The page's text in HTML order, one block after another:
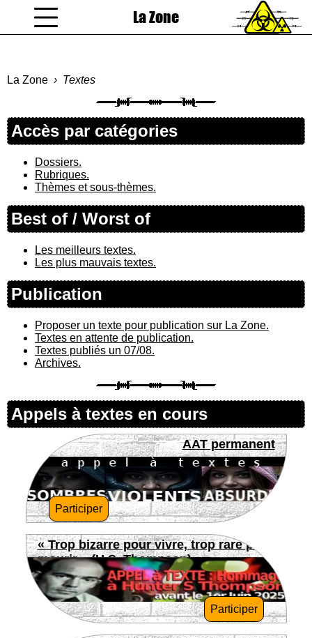
La Zone
La Zone Textes
Accès par catégories
Dossiers.
Rubriques.
Thèmes et sous-thèmes.
Best of / Worst of
Les meilleurs textes.
Les plus mauvais textes.
Publication
Proposer un texte pour publication sur La Zone.
Textes en attente de publication.
Textes publiés un 07/08.
Archives.
Appels à textes en cours
AAT permanent
Participer
« Trop bizarre pour vivre, trop rare pour
mourir » (H.S. Thompson)
Participer